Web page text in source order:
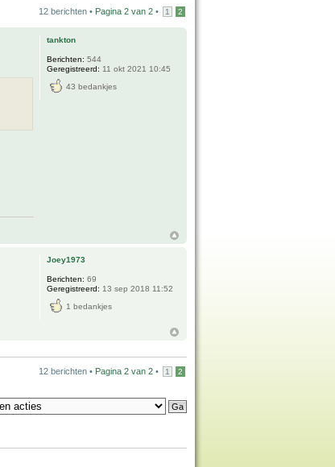
12 berichten • Pagina 2 van 2 • 1 2
tankton
Berichten: 544
Geregistreerd: 11 okt 2021 10:45
43 bedankjes
Joey1973
Berichten: 69
Geregistreerd: 13 sep 2018 11:52
1 bedankjes
12 berichten • Pagina 2 van 2 • 1 2